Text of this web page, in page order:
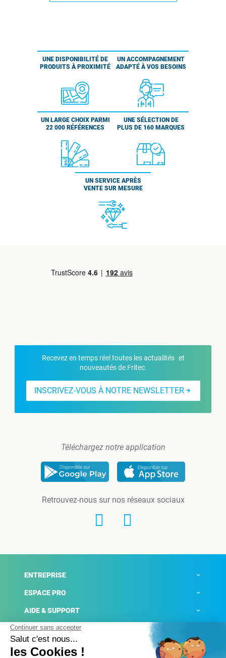
UNE DISPONIBILITÉ DE
PRODUITS À PROXIMITÉ
UN ACCOMPAGNEMENT
ADAPTÉ À VOS BESOINS
UN LARGE CHOIX PARMI
22 000 RÉFÉRENCES
UNE SÉLECTION DE
PLUS DE 160 MARQUES
UN SERVICE APRÈS
VENTE SUR MESURE
Recevez en temps réel toutes les actualités et
nouveautés de Fritec.
INSCRIVEZ-VOUS À NOTRE NEWSLETTER
Téléchargez notre application
Retrouvez-nous sur nos réseaux sociaux
ENTREPRISE
ESPACE PRO
AIDE & SUPPORT
ACTUALITÉS